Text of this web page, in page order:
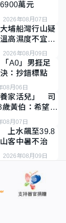
萬元
2026年08月07日
埔船灣行山疑
高濕度不宜遠
2026年08月09日
A0」男捱足
：抄錯標點
08月06日
養家活兒」 司
黃伯：希望一
08月07日
上水飆至39.8
客中暑不治
2026年08月09日